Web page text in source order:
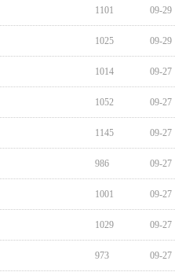
09-29
1101
09-29
1025
09-27
1014
09-27
1052
09-27
1145
09-27
986
09-27
1001
09-27
1029
09-27
973